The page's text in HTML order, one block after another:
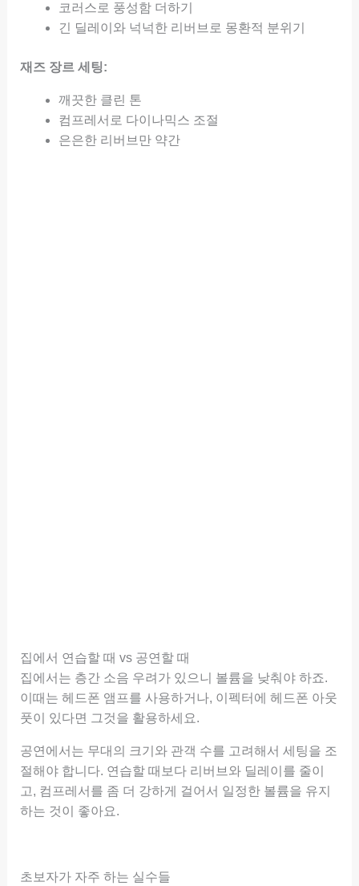
코러스로 풍성함 더하기
긴 딜레이와 넉넉한 리버브로 몽환적 분위기
재즈 장르 세팅:
깨끗한 클린 톤
컴프레서로 다이나믹스 조절
은은한 리버브만 약간
집에서 연습할 때 vs 공연할 때
집에서는 층간 소음 우려가 있으니 볼륨을 낮춰야 하죠.
이때는 헤드폰 앰프를 사용하거나, 이펙터에 헤드폰 아웃
풋이 있다면 그것을 활용하세요.
공연에서는 무대의 크기와 관객 수를 고려해서 세팅을 조
절해야 합니다. 연습할 때보다 리버브와 딜레이를 줄이
고, 컴프레서를 좀 더 강하게 걸어서 일정한 볼륨을 유지
하는 것이 좋아요.
초보자가 자주 하는 실수들